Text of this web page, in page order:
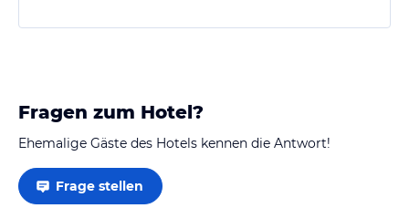
Fragen zum Hotel?
Ehemalige Gäste des Hotels kennen die Antwort!
Frage stellen